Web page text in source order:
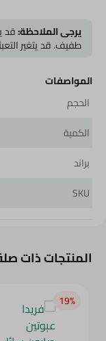
يرجى الملاحظة:قد
طفيف. قد يتغير
المواصفات
الحجم
الكمية
براند
SKU
المنتجات ذات
19‎%‎